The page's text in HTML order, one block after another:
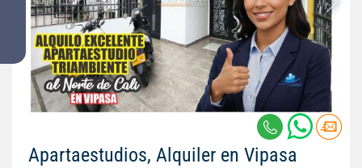
Apartaestudios, Alquiler en Vipasa